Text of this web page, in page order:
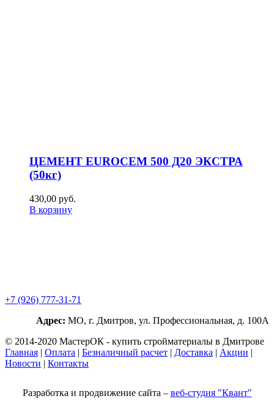
ЦЕМЕНТ EUROCEM 500 Д20 ЭКСТРА
(50кг)
430,00 руб.
В корзину
+7 (926) 777-31-71
Адрес: МО, г. Дмитров, ул. Профессиональная, д. 100А
© 2014-2020 МастерОК - купить стройматериалы в Дмитрове
Главная | Оплата | Безналичный расчет | Доставка | Акции |
Новости | Контакты
Разработка и продвижение сайта – веб-студия "Квант"